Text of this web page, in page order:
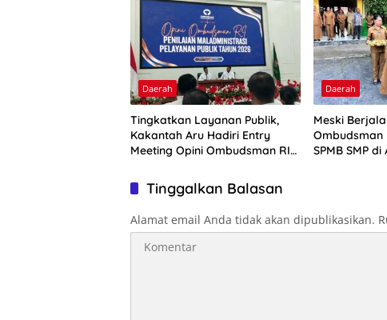
Daerah
Tingkatkan Layanan Publik,
Kakantah Aru Hadiri Entry
Meeting Opini Ombudsman RI
Daerah
Meski
Ombudsman
SPMB SMP
Tinggalkan Balasan
Alamat email Anda tidak akan dipublikasikan.